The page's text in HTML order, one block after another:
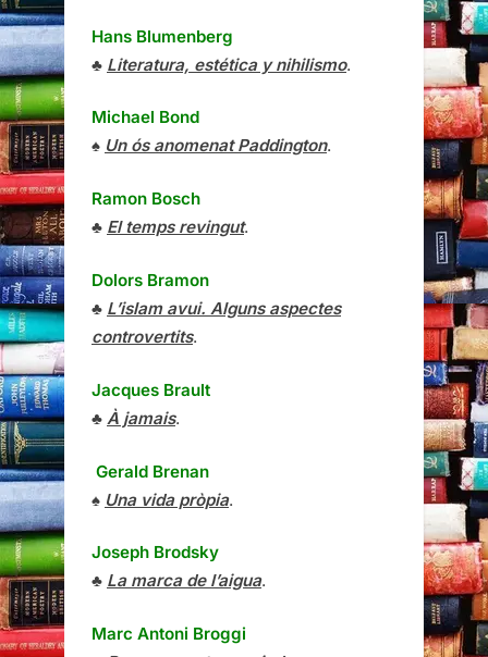
Hans Blumenberg
♣ Literatura, estética y nihilismo.
Michael Bond
♠ Un ós anomenat Paddington.
Ramon Bosch
♣ El temps revingut.
Dolors Bramon
♣ L’islam avui. Alguns aspectes
controvertits.
Jacques Brault
♣ À jamais.
Gerald Brenan
♠ Una vida pròpia.
Joseph Brodsky
♣ La marca de l’aigua.
Marc Antoni Broggi